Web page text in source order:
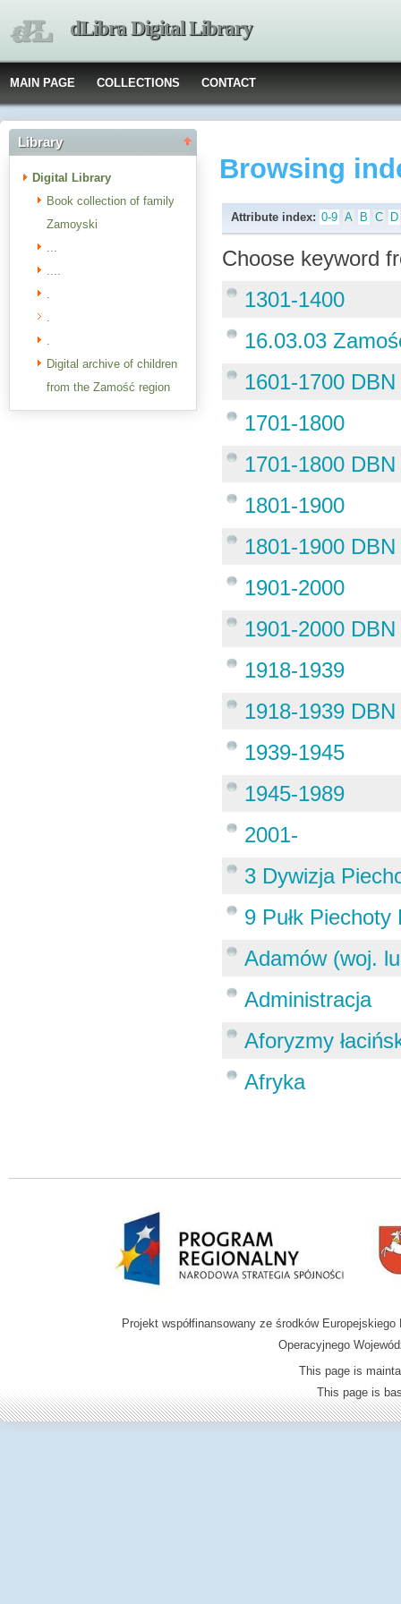
dLibra Digital Library
MAIN PAGE COLLECTIONS CONTACT
Library
Digital Library
Book collection of family
Zamoyski
...
....
.
.
.
Digital archive of children
from the Zamość region
Browsing
Attribute index: 0-9 A B C D
Choose keyword
1301-1400
16.03.03
1601-1700 DBN
1701-1800
1701-1800 DBN
1801-1900
1801-1900 DBN
1901-2000
1901-2000 DBN
1918-1939
1918-1939 DBN
1939-1945
1945-1989
2001-
3 Dywizja
9 Pułk Piechoty
Adamów (woj.
Administracja
Aforyzmy
Afryka
Projekt współfinansowany ze środków
Operacyjnego
This page is
This page is